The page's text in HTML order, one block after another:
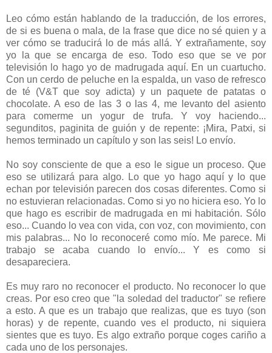
Leo cómo están hablando de la traducción, de los errores,
de si es buena o mala, de la frase que dice no sé quien y a
ver cómo se traducirá lo de más allá. Y extrañamente, soy
yo la que se encarga de eso. Todo eso que se ve por
televisión lo hago yo de madrugada aquí. En un cuartucho.
Con un cerdo de peluche en la espalda, un vaso de refresco
de té (V&T que soy adicta) y un paquete de patatas o
chocolate. A eso de las 3 o las 4, me levanto del asiento
para comerme un yogur de trufa. Y voy haciendo...
segunditos, paginita de guión y de repente: ¡Mira, Patxi, si
hemos terminado un capítulo y son las seis! Lo envío.
No soy consciente de que a eso le sigue un proceso. Que
eso se utilizará para algo. Lo que yo hago aquí y lo que
echan por televisión parecen dos cosas diferentes. Como si
no estuvieran relacionadas. Como si yo no hiciera eso. Yo lo
que hago es escribir de madrugada en mi habitación. Sólo
eso... Cuando lo vea con vida, con voz, con movimiento, con
mis palabras... No lo reconoceré como mío. Me parece. Mi
trabajo se acaba cuando lo envío... Y es como si
desapareciera.
Es muy raro no reconocer el producto. No reconocer lo que
creas. Por eso creo que "la soledad del traductor" se refiere
a esto. A que es un trabajo que realizas, que es tuyo (son
horas) y de repente, cuando ves el producto, ni siquiera
sientes que es tuyo. Es algo extraño porque coges cariño a
cada uno de los personajes.